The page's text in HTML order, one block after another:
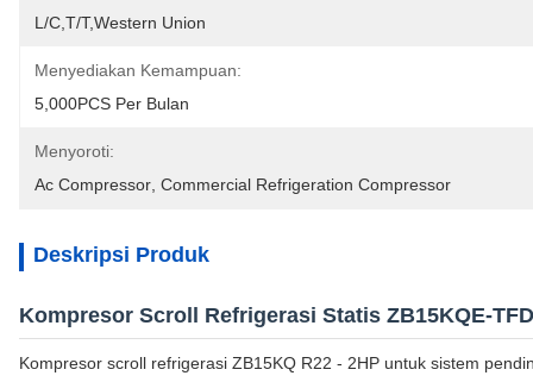
L/C,T/T,Western Union
Menyediakan Kemampuan:
5,000PCS Per Bulan
Menyoroti:
Ac Compressor Commercial Refrigeration Compressor
Deskripsi Produk
Kompresor Scroll Refrigerasi Statis ZB15KQE-
Kompresor scroll refrigerasi ZB15KQ R22 - 2HP untuk sistem